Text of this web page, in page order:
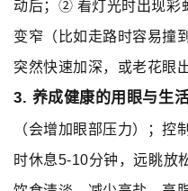
动后；② 看灯光时出现彩
变窄（比如走路时容易撞
突然快速加深，或老花眼
3. 养成健康的用眼与生
（会增加眼部压力）；控
时休息5-10分钟，远眺放